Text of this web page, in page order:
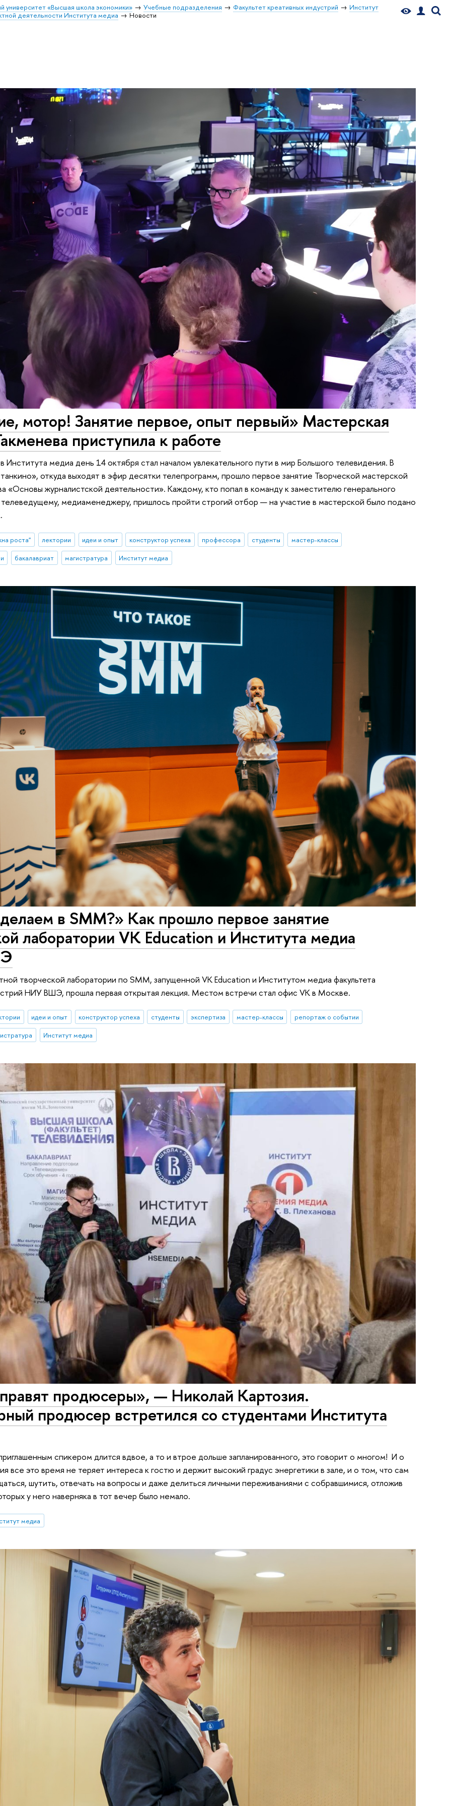
университет «Высшая школа экономики» Учебные подразделения Факультет креативных индустрий
Институт
деятельности Института медиа
Новости
мотор! Занятие первое, опыт первый» Мастерская
приступила к работе
Института медиа день 14 октября стал началом увлекательного пути в мир Большого телевидения. В
откуда выходят в эфир десятки телепрограмм, прошло первое занятие Творческой мастерской
«Основы журналистской деятельности». Каждому, кто попал в команду к заместителю генерального
медиаменеджеру, пришлось пройти строгий отбор — на участие в мастерской было подано
роста" лектории идеи и опыт конструктор успеха профессора студенты
мастер-классы
бакалавриат магистратура Институт медиа
в SMM?» Как прошло первое занятие
лаборатории VK Education и Института медиа
творческой лаборатории по SMM, запущенной VK Education и Институтом медиа факультета
НИУ ВШЭ, прошла первая открытая лекция. Местом встречи стал офис VK в Москве.
идеи и опыт конструктор успеха студенты экспертиза мастер-классы
репортаж о событии
Институт медиа
продюсеры», — Николай Картозия.
продюсер встретился со студентами Института
спикером длится вдвое, а то и втрое дольше запланированного, это говорит о многом! И о
все это время не теряет интереса к гостю и держит высокий градус энергетики в зале, и о том, что сам
шутить, отвечать на вопросы и даже делиться личными переживаниями с собравшимися, отложив
у него наверняка в тот вечер было немало.
медиа